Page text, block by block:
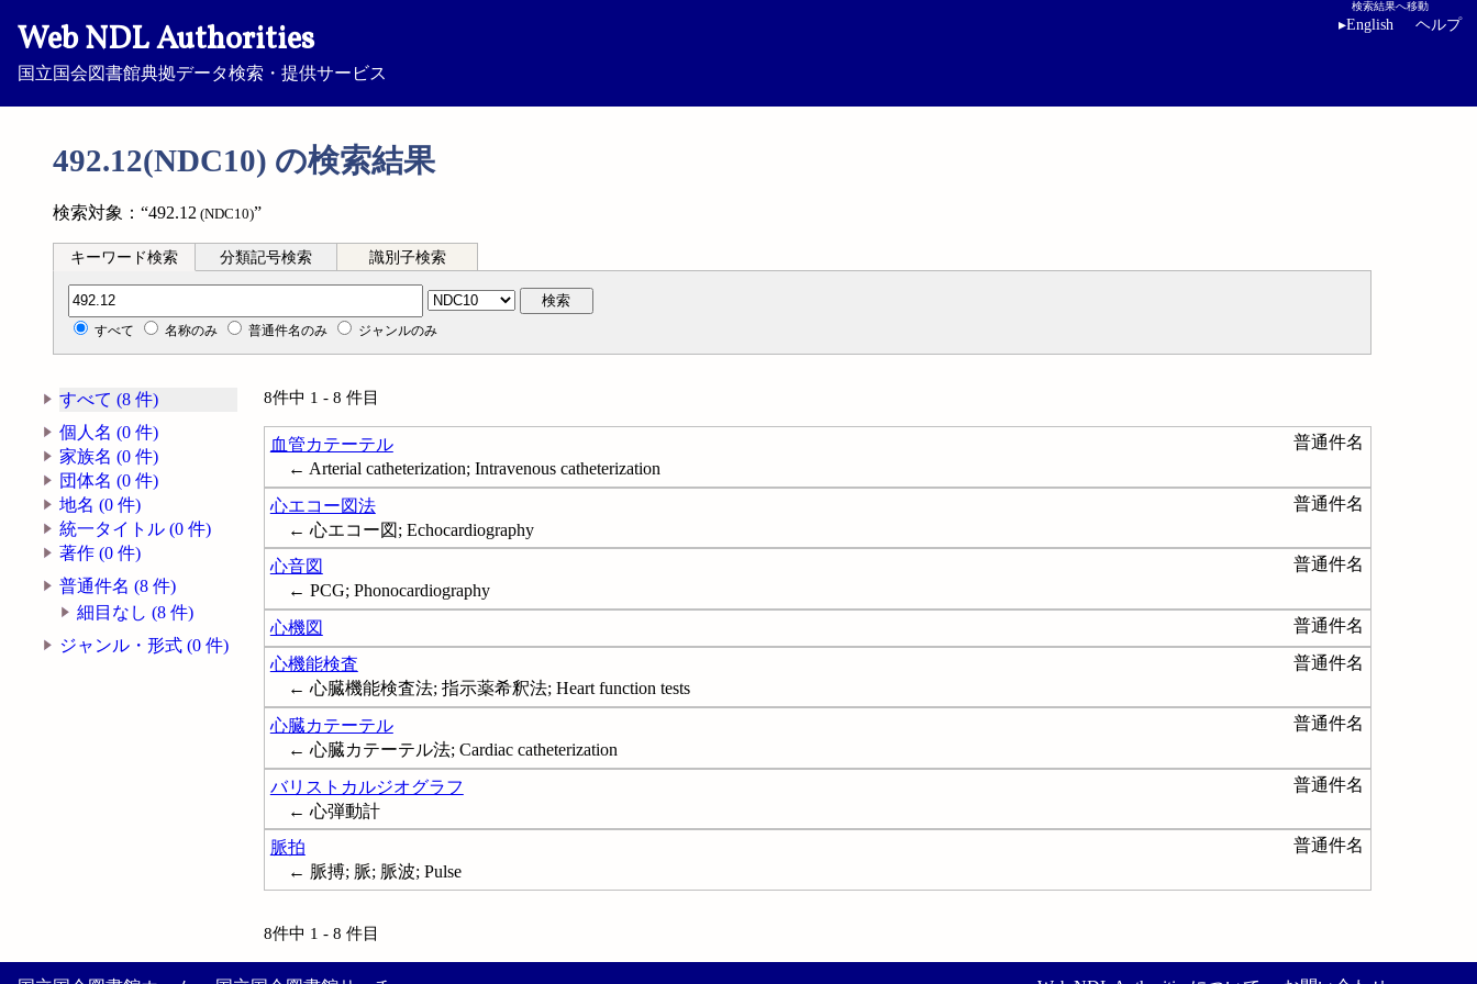
Web NDL Authorities
国立国会図書館典拠データ検索・提供サービス
検索結果へ移動
▸English ヘルプ
492.12(NDC10) の検索結果
検索対象：“492.12 (NDC10)”
キーワード検索 分類記号検索 識別子検索
分類記号検索 検索
すべて 名称のみ 普通件名のみ ジャンルのみ
すべて (8 件)
個人名 (0 件)
家族名 (0 件)
団体名 (0 件)
地名 (0 件)
統一タイトル (0 件)
著作 (0 件)
普通件名 (8 件)
細目なし (8 件)
ジャンル・形式 (0 件)
8件中 1 - 8 件目
血管カテーテル
普通件名
← Arterial catheterization; Intravenous catheterization
心エコー図法
普通件名
← 心エコー図; Echocardiography
心音図
普通件名
← PCG; Phonocardiography
心機図
普通件名
心機能検査
普通件名
← 心臓機能検査法; 指示薬希釈法; Heart function tests
心臓カテーテル
普通件名
← 心臓カテーテル法; Cardiac catheterization
バリストカルジオグラフ
普通件名
← 心弾動計
脈拍
普通件名
← 脈搏; 脈; 脈波; Pulse
8件中 1 - 8 件目